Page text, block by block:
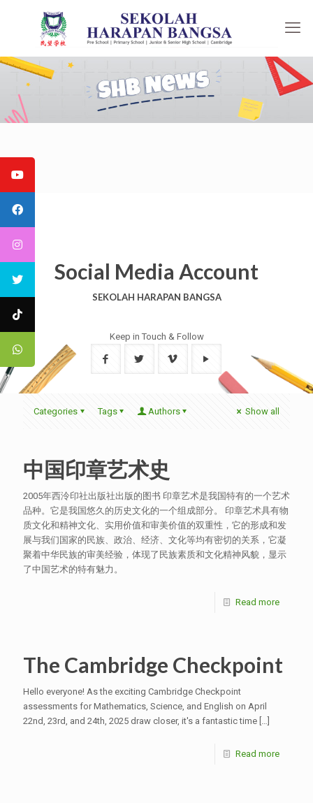
Social Media Account
SEKOLAH HARAPAN BANGSA
Keep in Touch & Follow
Categories Tags Authors Show all
中国印章艺术史
2005年西泠印社出版社出版的图书 印章艺术是我国特有的一个艺术
品种。它是我国悠久的历史文化的一个组成部分。 印章艺术具有物
质文化和精神文化、实用价值和审美价值的双重性，它的形成和发
展与我们国家的民族、政治、经济、文化等均有密切的关系，它凝
聚着中华民族的审美经验，体现了民族素质和文化精神风貌，显示
了中国艺术的特有魅力。
Read more
The Cambridge Checkpoint
Hello everyone! As the exciting Cambridge Checkpoint
assessments for Mathematics, Science, and English on April
22nd, 23rd, and 24th, 2025 draw closer, it's a fantastic time […]
Read more